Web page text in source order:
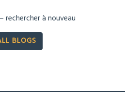
rechercher à nouveau
BLOGS